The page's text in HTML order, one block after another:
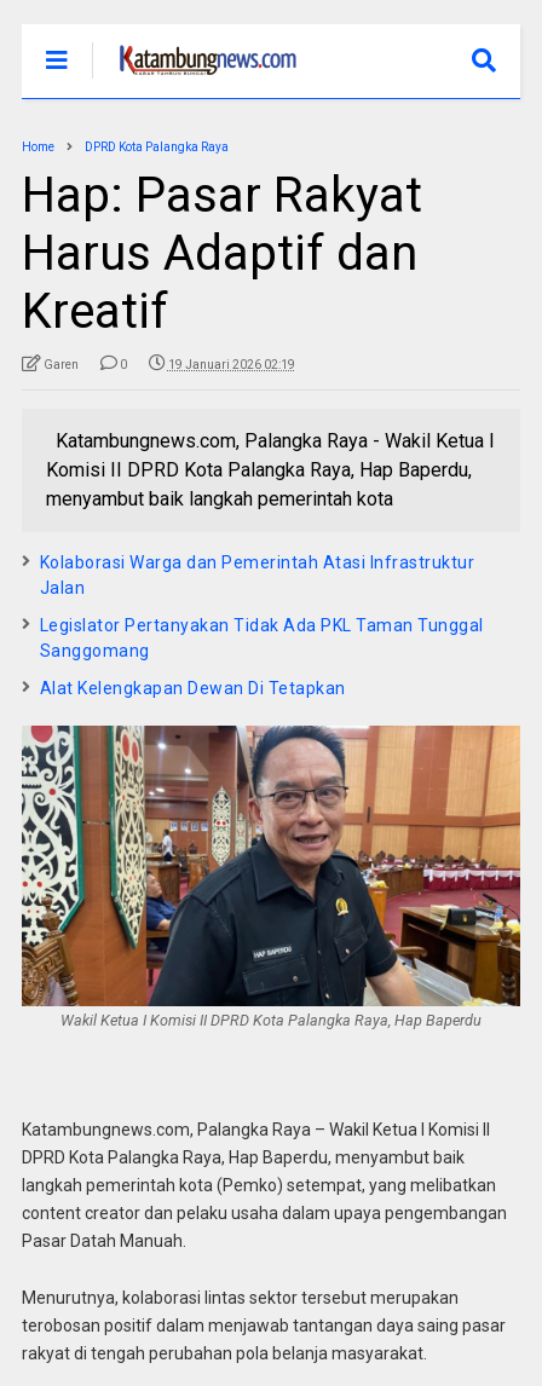
Home DPRD Kota Palangka Raya
Hap: Pasar Rakyat
Harus Adaptif dan
Kreatif
Garen 0 19 Januari 2026 02:19
Katambungnews.com, Palangka Raya - Wakil Ketua I
Komisi II DPRD Kota Palangka Raya, Hap Baperdu,
menyambut baik langkah pemerintah kota
Kolaborasi Warga dan Pemerintah Atasi Infrastruktur
Jalan
Legislator Pertanyakan Tidak Ada PKL Taman Tunggal
Sanggomang
Alat Kelengkapan Dewan Di Tetapkan
Wakil Ketua I Komisi II DPRD Kota Palangka Raya, Hap Baperdu
Katambungnews.com, Palangka Raya – Wakil Ketua I Komisi II
DPRD Kota Palangka Raya, Hap Baperdu, menyambut baik
langkah pemerintah kota (Pemko) setempat, yang melibatkan
content creator dan pelaku usaha dalam upaya pengembangan
Pasar Datah Manuah.
Menurutnya, kolaborasi lintas sektor tersebut merupakan
terobosan positif dalam menjawab tantangan daya saing pasar
rakyat di tengah perubahan pola belanja masyarakat.